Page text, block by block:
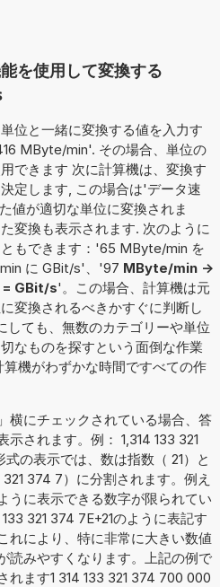
を使用して変換する
位と一緒に変換する値を入力す
MByte/min'. その場合、単位の
できます 次に計算機は、変換す
定します, この場合は'データ速
値が適切な単位に変換されま
変換も表示されます. 次のように
もできます：'65 MByte/min を
に GBit/s'、'97 MByte/min ->
GBit/s'。この場合、計算機は元
変換されるべきかすぐに判断し
しても、無数のカテゴリーや単位
なものを探すという面倒な作業
機がわずかな時間ですべての作
横にチェックされている場合、答
示されます。例： 1,314 133 321
式の表示では、数は指数（ 21）と
374 7）に分割されます。例え
うに表示できる数字が限られてい
321 374 7E+21のように表記す
れにより、特に非常に大きい数値
読みやすくなります。上記の例で
れます1 314 133 321 374 700 000